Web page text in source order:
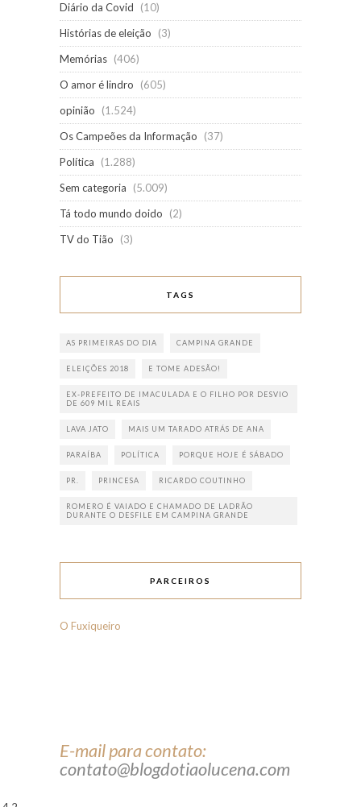
Diário da Covid
(10)
Histórias de eleição
(3)
Memórias (406)
O amor é lindro
(605)
opinião
(1.524)
Os Campeões da Informação
(37)
Política
(1.288)
Sem categoria
(5.009)
Tá todo mundo doido
(2)
TV do Tião
(3)
TAGS
AS PRIMEIRAS DO DIA CAMPINA GRANDE
ELEIÇÕES 2018 E TOME ADESÃO!
EX-PREFEITO DE IMACULADA E O FILHO POR DESVIO
DE 609 MIL REAIS
LAVA JATO MAIS UM TARADO ATRÁS DE ANA
PARAÍBA POLÍTICA PORQUE HOJE É SÁBADO
PR. PRINCESA RICARDO COUTINHO
ROMERO É VAIADO E CHAMADO DE LADRÃO
DURANTE O DESFILE EM CAMPINA GRANDE
PARCEIROS
O Fuxiqueiro
E-mail para contato:
contato@blogdotiaolucena.com